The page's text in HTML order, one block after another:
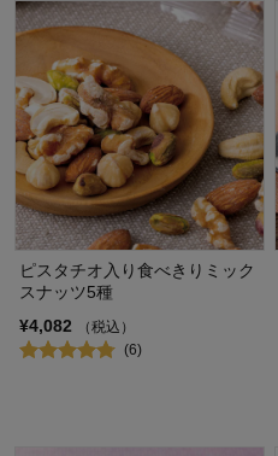
ピスタチオ入り食べきりミック
スナッツ5種
¥4,082
（税込）
(6)